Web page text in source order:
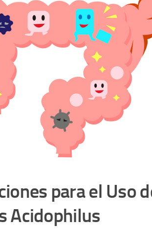
para el Uso
Acidophilus